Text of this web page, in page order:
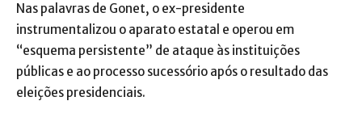
Nas palavras de Gonet, o ex-presidente
instrumentalizou o aparato estatal e operou em
“esquema persistente” de ataque às instituições
públicas e ao processo sucessório após o resultado das
eleições presidenciais.